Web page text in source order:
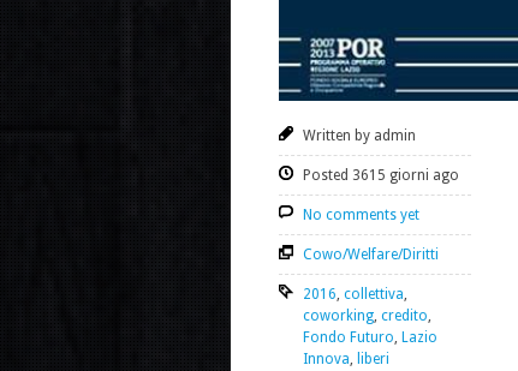
Written by admin
Posted 3615 giorni ago
No comments yet
Cowo/Welfare/Diritti
2016, collettiva,
coworking, credito,
Fondo Futuro, Lazio
Innova, liberi